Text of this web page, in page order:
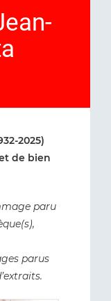
2025)
de bien
paru
parus